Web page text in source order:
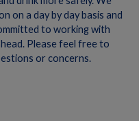
on a day by day basis and
to working with
Please feel free to
or concerns.